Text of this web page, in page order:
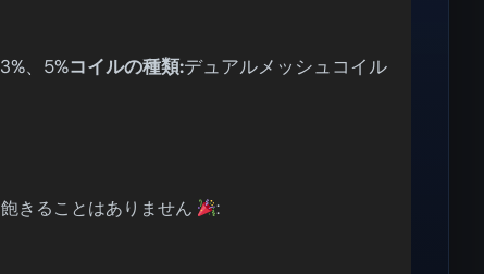
、5%コイルの種類:デュアルメッシュコイル
きることはありません :